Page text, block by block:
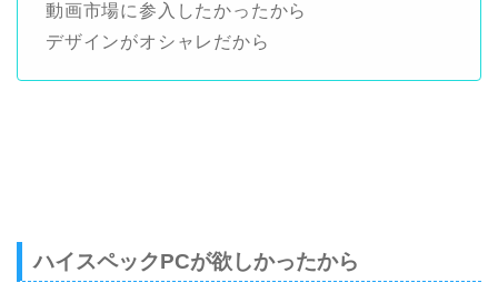
動画市場に参入したかったから
デザインがオシャレだから
ハイスペックPCが欲しかったから